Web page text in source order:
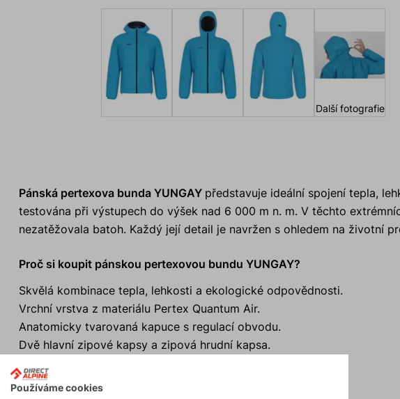
Další fotografie
Pánská pertexova bunda YUNGAY představuje ideální spojení tepla,
testována při výstupech do výšek nad 6 000 m n. m. V těchto
nezatěžovala batoh. Každý její detail je navržen s ohledem na životní
Proč si koupit pánskou pertexovou bundu YUNGAY?
Skvělá kombinace tepla, lehkosti a ekologické odpovědnosti.
Vrchní vrstva z materiálu Pertex Quantum Air.
Anatomicky tvarovaná kapuce s regulací obvodu.
Dvě hlavní zipové kapsy a zipová hrudní kapsa.
Prodloužený zadní díl.
Používáme cookies